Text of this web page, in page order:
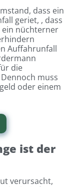
dass ein
geriet, , dass
ein nüchterner
Auffahrunfall
die
muss
oder einem
ist der
verursacht,